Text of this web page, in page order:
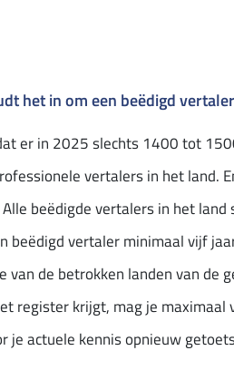
het in om een beëdigd
er in 2025 slechts 1400 tot
vertalers in het land.
beëdigde vertalers in het
beëdigd vertaler minimaal vijf
van de betrokken landen van de
register krijgt, mag je
je actuele kennis opnieuw